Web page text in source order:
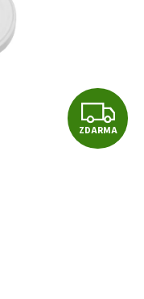
Z
D
ZDARMA